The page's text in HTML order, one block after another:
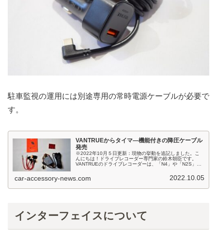
駐車監視の運用には別途専用の常時電源ケーブルが必要で
す。
VANTRUEからタイマ―機能付きの降圧ケーブル
発売
※2022年10月５日更新：現物の挙動を追記しました。こ
んにちは！ドライブレコーダー専門家の鈴木朝臣です。
VANTRUEのドライブレコーダーは、「N4」や「N2S」、
car-accessory-news.com 2022.10.05
インターフェイスについて